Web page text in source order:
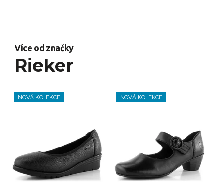
Více od značky
Rieker
NOVÁ KOLEKCE NOVÁ KOLEKCE